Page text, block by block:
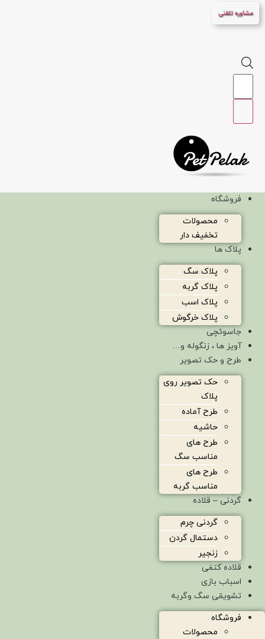
پرش
به
مشاوره تلفنی
Products
فروشگاه
محصولات
تخفیف دار
پلاک ها
پلاک سگ
پلاک گربه
پلاک اسب
پلاک خرگوش
جاسوئچی
آویز ها ، زنگوله و…
طرح و حک تصویر
حک تصویر روی
پلاک
طرح آماده
حاشیه
طرح های
مناسب سگ
طرح های
مناسب گربه
گردنی – قلاده
گردنی چرم
دستمال گردن
زنجیر
قلاده کتفی
اسباب بازی
تشویقی سگ وگربه
فروشگاه
محصولات